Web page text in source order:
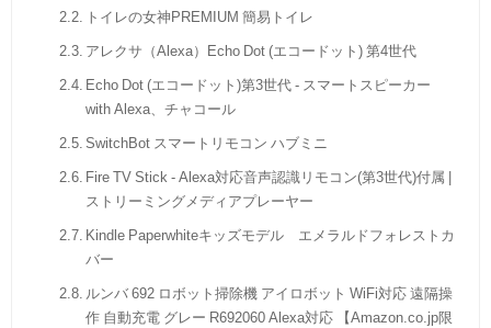
トイレの女神PREMIUM 簡易トイレ
アレクサ（Alexa）Echo Dot (エコードット) 第4世代
Echo Dot (エコードット)第3世代 - スマートスピーカー
with Alexa、チャコール
SwitchBot スマートリモコン ハブミニ
Fire TV Stick - Alexa対応音声認識リモコン(第3世代)付属 |
ストリーミングメディアプレーヤー
Kindle Paperwhiteキッズモデル エメラルドフォレストカ
バー
ルンバ 692 ロボット掃除機 アイロボット WiFi対応 遠隔操
作 自動充電 グレー R692060 Alexa対応 【Amazon.co.jp限